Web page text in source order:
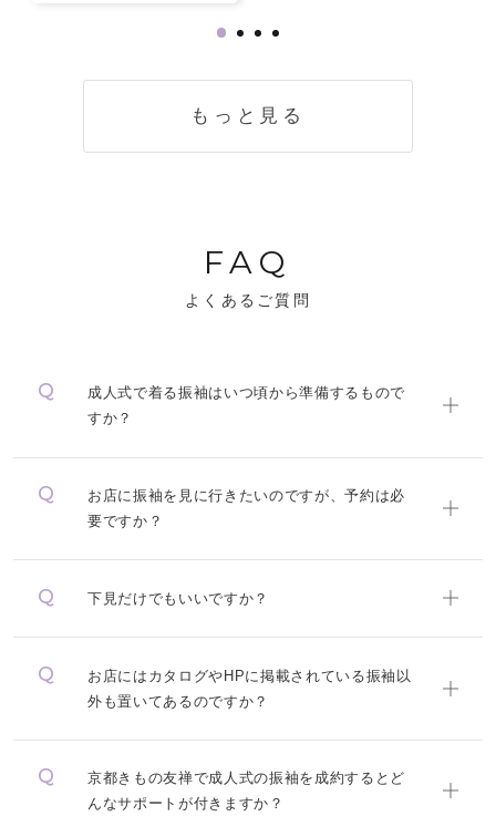
もっと見る
FAQ
よくあるご質問
成人式で着る振袖はいつ頃から準備するもので
すか？
お店に振袖を見に行きたいのですが、予約は必
要ですか？
下見だけでもいいですか？
お店にはカタログやHPに掲載されている振袖以
外も置いてあるのですか？
京都きもの友禅で成人式の振袖を成約するとど
んなサポートが付きますか？